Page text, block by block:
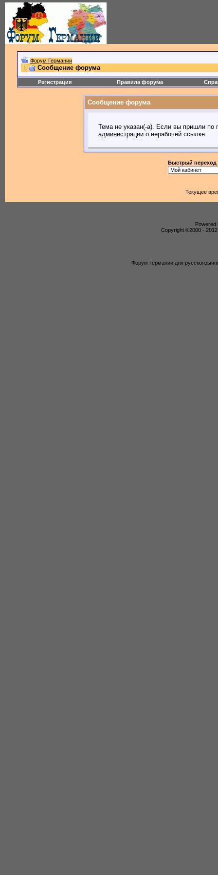
Форум Германии
Сообщение форума
Регистрация Правила форума
Сообщение форума
Тема не указан(-а). Если вы пришли по
администрациио нерабочей ссылке.
Быстрый переход
Текущее
Powered
Copyright ©2000 -
Форум Германии для